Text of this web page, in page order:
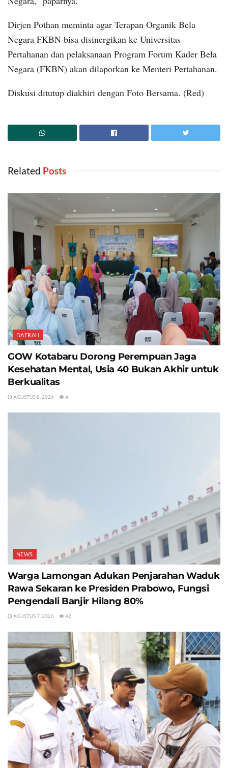
Dirjen Pothan meminta agar Terapan Organik Bela
Negara FKBN bisa disinergikan ke Universitas
Pertahanan dan pelaksanaan Program Forum Kader Bela
Negara (FKBN) akan dilaporkan ke Menteri Pertahanan.
Diskusi ditutup diakhiri dengan Foto Bersama. (Red)
Related ‎ Posts
DAERAH
GOW Kotabaru Dorong Perempuan Jaga
Kesehatan Mental, Usia 40 Bukan Akhir untuk
Berkualitas
AGUSTUS 8, 2026 4
NEWS
Warga Lamongan Adukan Penjarahan Waduk
Rawa Sekaran ke Presiden Prabowo, Fungsi
Pengendali Banjir Hilang 80%
AGUSTUS 7, 2026 42